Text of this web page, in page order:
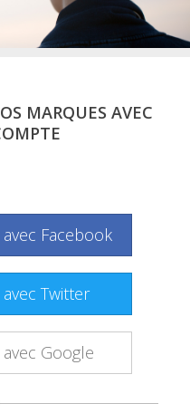
MARQUES AVEC
Facebook
Twitter
Google